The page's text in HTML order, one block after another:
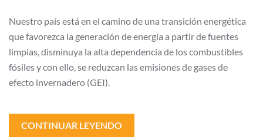
Nuestro país está en el camino de una transición energética
que favorezca la generación de energía a partir de fuentes
limpias, disminuya la alta dependencia de los combustibles
fósiles y con ello, se reduzcan las emisiones de gases de
efecto invernadero (GEI).
CONTINUAR LEYENDO